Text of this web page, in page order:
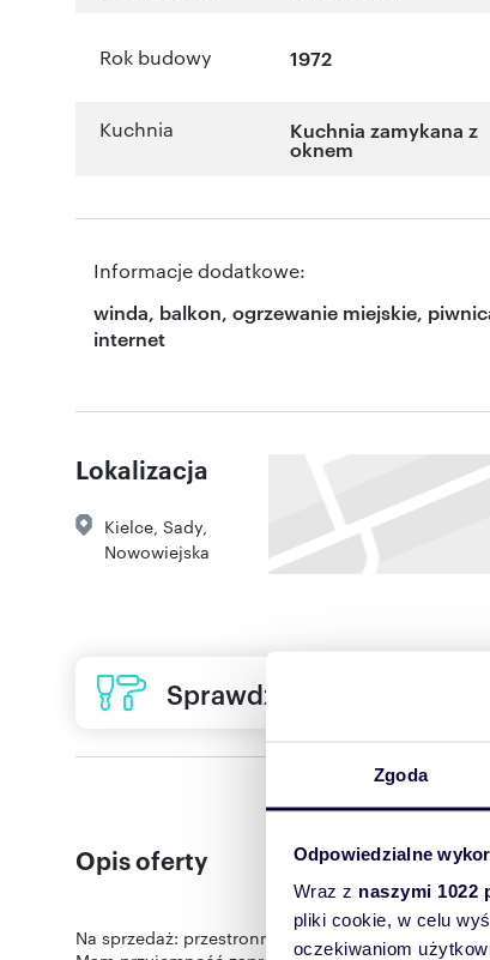
Zgoda
Odpowiedzialne
Wraz z naszymi 1022
pliki cookie, w celu
oczekiwaniom
Rok budowy 1972
Kuchnia Kuchnia zamykana z
oknem
Informacje dodatkowe:
winda, balkon, ogrzewanie miejskie,
internet
Lokalizacja
Kielce Sady
Nowowiejska
Sprawdź ofertę usług
Opis oferty
Na sprzedaż: przestronne mieszkanie z